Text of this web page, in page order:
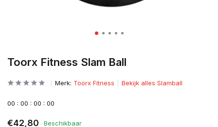
Toorx Fitness Slam Ball
Merk: Toorx Fitness Bekijk alles Slamball
00 : 00 : 00 : 00
€42,80 Beschikbaar